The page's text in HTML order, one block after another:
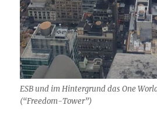
ESB und im Hintergrund das One
(“Freedom-Tower”)